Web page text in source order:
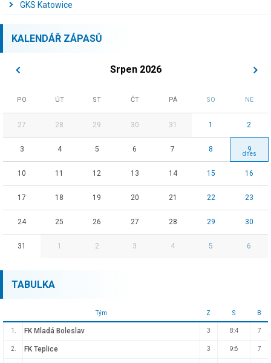
GKS Katowice
KALENDÁŘ ZÁPASŮ
Srpen 2026
PO ÚT ST ČT PÁ SO NE
27 28 29 30 31 1 2
3 4 5 6 7 8 9
10 11 12 13 14 15 16
17 18 19 20 21 22 23
24 25 26 27 28 29 30
31 1 2 3 4 5 6
TABULKA
Tým Z S B
1. FK Mladá Boleslav 3 8:4 7
2. FK Teplice 3 9:6 7